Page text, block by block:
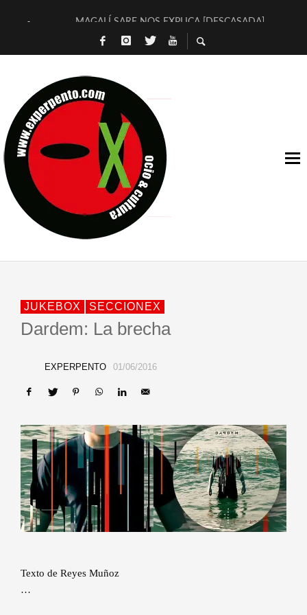
MAGALÍ SARE NOS EXPLICA [DESCASADA]
«NO TENGO PUTOS SUEÑOS»
[LA BOLA NEGRA] DE JAVIER CALVO Y JAVIER AMBROSSI
OSLO OVNIES LLEGAN CORRIENDO A ARANDA
FÉLIX CALVO NOS PRESENTA [LAS PALMERAS] (NOVELA
[EL SER QUERIDO] DE RODRIGO SOROGOYEN
ENTREVISTA A IVÁN HUMANES POR [EL LIBRO ROJO]
ARRABAL, ARRABAL, ARRABAL, ARRABEAUX
JUKEBOX SECCIONEX
Dardem: La brecha
EXPERPENTO 01/06/2016
Texto de Reyes Muñoz
…